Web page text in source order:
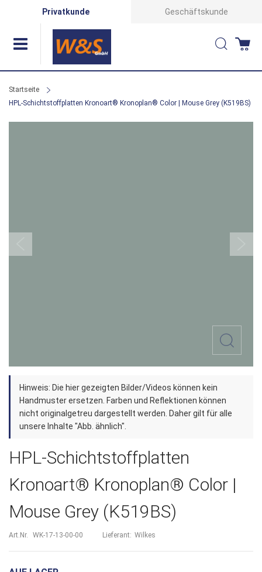
Privatkunde Geschäftskunde
Suche
Startseite
HPL-Schichtstoffplatten Kronoart® Kronoplan® Color | Mouse Grey (K519BS)
Zum
Anfang
der
Bildergalerie
Hinweis: Die hier gezeigten Bilder/Videos können kein
Handmuster ersetzen. Farben und Reflektionen können
nicht originalgetreu dargestellt werden. Daher gilt für alle
unsere Inhalte "Abb. ähnlich".
HPL-Schichtstoffplatten
Kronoart® Kronoplan® Color |
Mouse Grey (K519BS)
Art.Nr. WK-17-13-00-00 Lieferant: Wilkes